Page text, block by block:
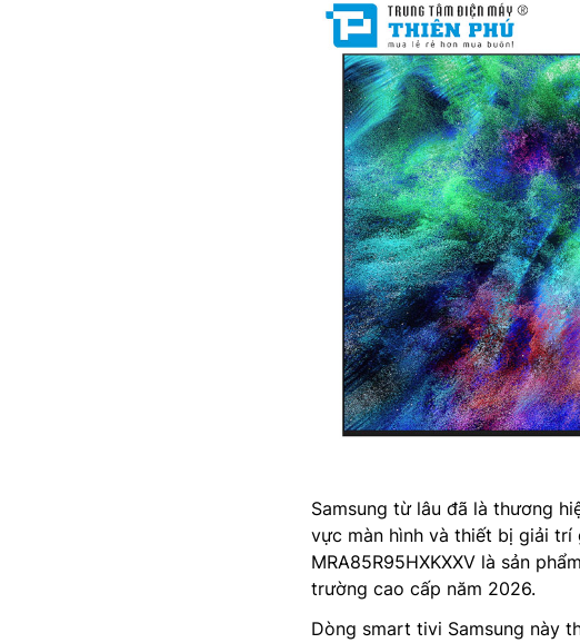
Samsung từ lâu đã là thương
vực màn hình và thiết bị giải trí
MRA85R95HXKXXV là sản
trường cao cấp năm 2026.
Dòng smart tivi Samsung này